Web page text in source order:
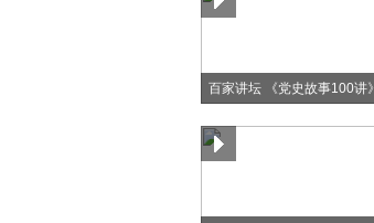
百家讲坛 《党史故事100讲》